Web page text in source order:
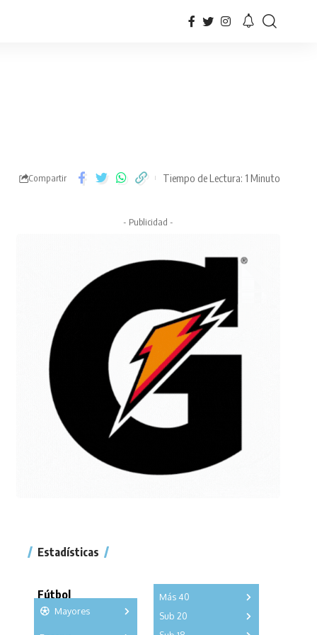
Compartir Tiempo de Lectura: 1 Minuto
- Publicidad -
Estadísticas
Fútbol
Mayores
Más 40
Sub 20